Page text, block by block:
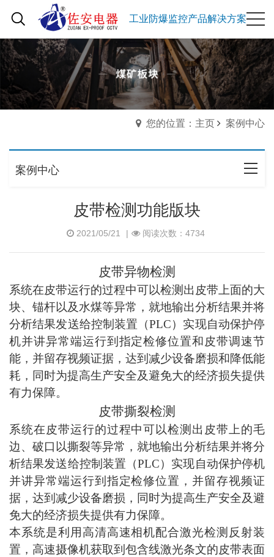
工业防爆监控产品解决方案
您的位置：主页 案例中心
案例中心
皮带检测功能版块
2021/05/21 | 阅读次数：4734
皮带异物检测
系统在皮带运行的过程中可以检测出皮带上面的大
块、锚杆以及水煤等异常，就地输出分析结果并将
分析结果发送给控制装置（PLC）实现自动保护停
机并讲异常端运行到指定检修位置和皮带调速节
能，并留存视频证据，达到减少设备磨损和降低能
耗，同时为提高生产安全及避免大的经济损失提供
有力保障。
皮带撕裂检测
系统在皮带运行的过程中可以检测出皮带上的毛
边、破口以撕裂等异常，就地输出分析结果并将分
析结果发送给控制装置（PLC）实现自动保护停机
并讲异常端运行到指定检修位置，并留存视频证
据，达到减少设备磨损，同时为提高生产安全及避
免大的经济损失提供有力保障。
本系统是利用高清高速相机配合激光检测反射装
置，高速摄像机获取到包含线激光条文的皮带表面